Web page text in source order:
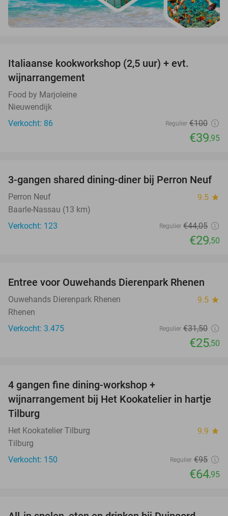
Italiaanse kookworkshop (2,5 uur) + evt.
wijnarrangement
Food by Marjoleine
Nieuwendijk
Verkocht: 86
Regulier €100
€39,95
33%
3-gangen shared dining-diner bij Perron Neuf
Perron Neuf 9.5 star
Baarle-Nassau (13 km)
Verkocht: 123
Regulier €44,05
€29,50
19%
Entree voor Ouwehands Dierenpark Rhenen
Ouwehands Dierenpark Rhenen 9.5 star
Rhenen
Verkocht: 3.475
Regulier €31,50
€25,50
4 gangen fine dining-workshop +
wijnarrangement bij Het Kookatelier in hartje
Tilburg
Het Kookatelier Tilburg 9.9 star
Tilburg
Verkocht: 150
Regulier €95
€64,95